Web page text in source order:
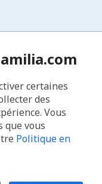
certaines
des
Vous
que vous
Politique en